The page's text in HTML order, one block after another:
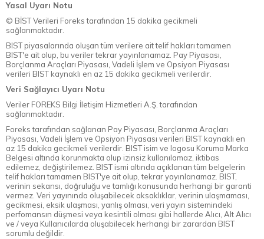
Yasal Uyarı Notu
© BİST Verileri Foreks tarafından 15 dakika gecikmeli
sağlanmaktadır.
BIST piyasalarında oluşan tüm verilere ait telif hakları tamamen
BIST'e ait olup, bu veriler tekrar yayınlanamaz. Pay Piyasası,
Borçlanma Araçları Piyasası, Vadeli İşlem ve Opsiyon Piyasası
verileri BIST kaynaklı en az 15 dakika gecikmeli verilerdir.
Veri Sağlayıcı Uyarı Notu
Veriler FOREKS Bilgi İletişim Hizmetleri A.Ş. tarafından
sağlanmaktadır.
Foreks tarafından sağlanan Pay Piyasası, Borçlanma Araçları
Piyasası, Vadeli İşlem ve Opsiyon Piyasası verileri BIST kaynaklı en
az 15 dakika gecikmeli verilerdir. BIST isim ve logosu Koruma Marka
Belgesi altında korunmakta olup izinsiz kullanılamaz, iktibas
edilemez, değiştirilemez. BIST ismi altında açıklanan tüm belgelerin
telif hakları tamamen BIST'ye ait olup, tekrar yayınlanamaz. BIST,
verinin sekansı, doğruluğu ve tamlığı konusunda herhangi bir garanti
vermez. Veri yayınında oluşabilecek aksaklıklar, verinin ulaşmaması,
gecikmesi, eksik ulaşması, yanlış olması, veri yayın sistemindeki
perfomansın düşmesi veya kesintili olması gibi hallerde Alıcı, Alt Alıcı
ve / veya Kullanıcılarda oluşabilecek herhangi bir zarardan BIST
sorumlu değildir.